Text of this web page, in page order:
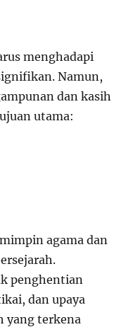
menghadapi
Namun,
dan kasih
utama:
agama dan
penghentian
dan upaya
yang terkena